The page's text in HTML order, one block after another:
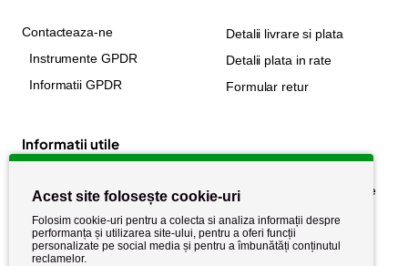
Contacteaza-ne
Instrumente GPDR
Informatii GPDR
Detalii livrare si plata
Detalii plata in rate
Formular retur
Informatii utile
Despre noi
Stiri si noutati
Politica de cookie
Politica de confidențialitate
Politica de retur
Termeni si conditii
Acest site folosește cookie-uri
Folosim cookie-uri pentru a colecta si analiza informații despre
performanța și utilizarea site-ului, pentru a oferi funcții
personalizate pe social media și pentru a îmbunătăți conținutul
reclamelor.